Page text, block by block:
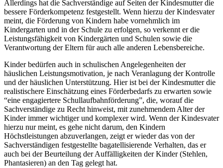
Allerdings hat die Sachverständige auf Seiten der Kindesmutter die
bessere Förderkompetenz festgestellt. Wenn hierzu der Kindesvater
meint, die Förderung von Kindern habe vornehmlich im
Kindergarten und in der Schule zu erfolgen, so verkennt er die
Leistungsfähigkeit von Kindergärten und Schulen sowie die
Verantwortung der Eltern für auch alle anderen Lebensbereiche.
Kinder bedürfen auch in schulischen Angelegenheiten der
häuslichen Leistungsmotivation, je nach Veranlagung der Kontrolle
und der häuslichen Unterstützung. Hier ist bei der Kindesmutter die
realistischere Einschätzung eines Förderbedarfs zu erwarten sowie
“eine engagiertere Schullaufbahnförderung”, die, worauf die
Sachverständige zu Recht hinweist, mit zunehmendem Alter der
Kinder immer wichtiger und komplexer wird. Wenn der Kindesvater
hierzu nur meint, es gehe nicht darum, den Kindern
Höchstleistungen abzuverlangen, zeigt er wieder das von der
Sachverständigen festgestellte bagatellisierende Verhalten, das er
auch bei der Beurteilung der Auffälligkeiten der Kinder (Stehlen,
Phantasieren) an den Tag gelegt hat.